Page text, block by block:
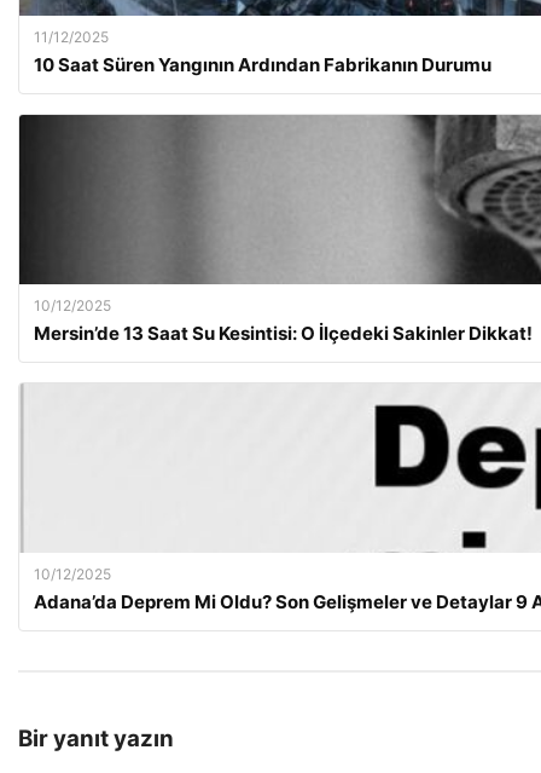
11/12/2025
10 Saat Süren Yangının Ardından Fabrikanın Durumu
10/12/2025
Mersin’de 13 Saat Su Kesintisi: O İlçedeki Sakinler Dikkat!
10/12/2025
Adana’da Deprem Mi Oldu? Son Gelişmeler ve Detaylar 9
Bir yanıt yazın